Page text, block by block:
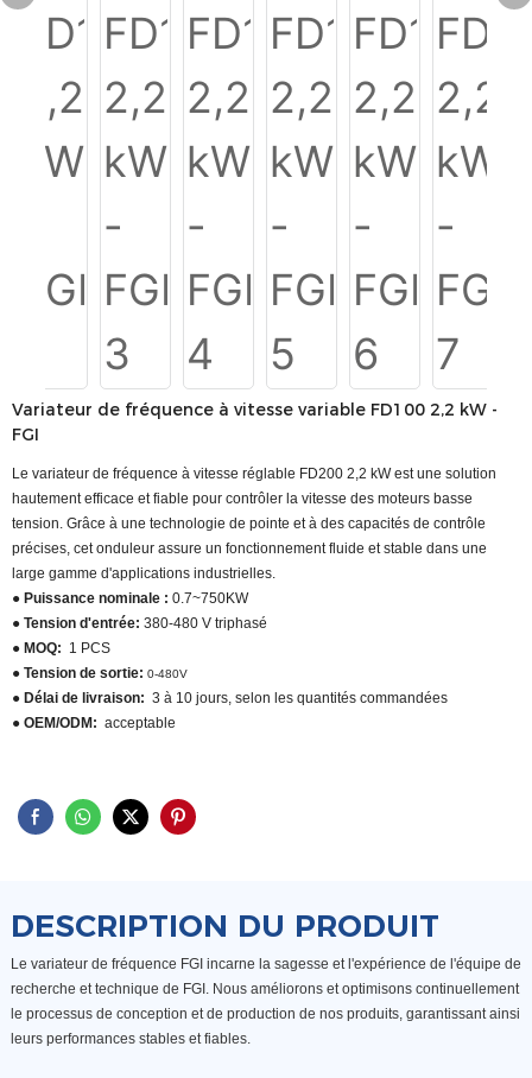
Variateur de fréquence à vitesse variable FD100 2,2 kW -
FGI
Le variateur de fréquence à vitesse réglable FD200 2,2 kW est une solution
hautement efficace et fiable pour contrôler la vitesse des moteurs basse
tension. Grâce à une technologie de pointe et à des capacités de contrôle
précises, cet onduleur assure un fonctionnement fluide et stable dans une
large gamme d'applications industrielles.
● Puissance nominale : 0.7~750KW
● Tension d'entrée: 380-480 V triphasé
● MOQ: 1 PCS
● Tension de sortie: 0-480V
● Délai de livraison: 3 à 10 jours, selon les quantités commandées
● OEM/ODM: acceptable
DESCRIPTION DU PRODUIT
Le variateur de fréquence FGI incarne la sagesse et l'expérience de l'équipe de
recherche et technique de FGI. Nous améliorons et optimisons continuellement
le processus de conception et de production de nos produits, garantissant ainsi
leurs performances stables et fiables.